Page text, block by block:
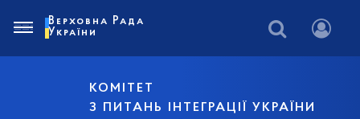
КОМІТЕТ
З ПИТАНЬ ІНТЕГРАЦІЇ УКРАЇНИ
Верховна Рада
України